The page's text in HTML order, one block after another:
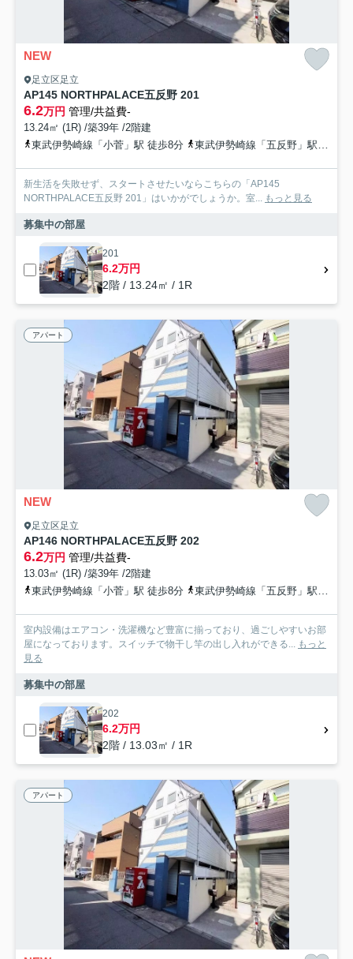
NEW
足立区足立
AP145 NORTHPALACE五反野 201
6.2万円 管理/共益費-
13.24㎡ (1R) /築39年 /2階建
東武伊勢崎線「小菅」駅 徒歩8分
東武伊勢崎線「五反野」駅 徒歩9分
新生活を失敗せず、スタートさせたいならこちらの「AP145
NORTHPALACE五反野 201」はいかがでしょうか。室... もっと見る
募集中の部屋
201
6.2万円
2階 / 13.24㎡ / 1R
アパート
NEW
足立区足立
AP146 NORTHPALACE五反野 202
6.2万円 管理/共益費-
13.03㎡ (1R) /築39年 /2階建
東武伊勢崎線「小菅」駅 徒歩8分
東武伊勢崎線「五反野」駅 徒歩9分
室内設備はエアコン・洗濯機など豊富に揃っており、過ごしやすいお部
屋になっております。スイッチで物干し竿の出し入れができる... もっと
見る
募集中の部屋
202
6.2万円
2階 / 13.03㎡ / 1R
アパート